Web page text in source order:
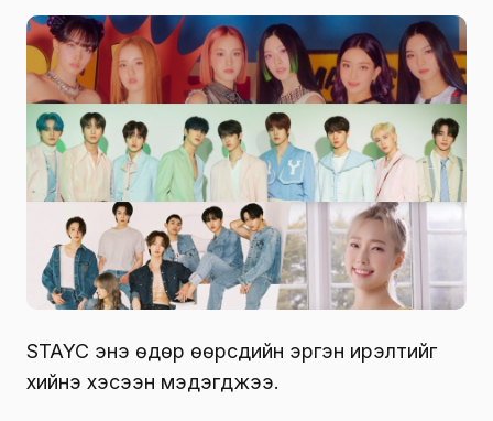
STAYC энэ өдөр өөрсдийн эргэн ирэлтийг
хийнэ хэсээн мэдэгджээ.